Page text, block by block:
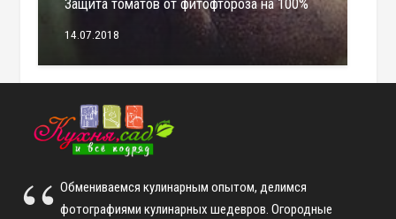
Защита томатов от фитофтороза на 100%
14.07.2018
Обмениваемся кулинарным опытом, делимся
фотографиями кулинарных шедевров. Огородные